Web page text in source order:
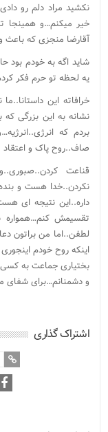
نکشید مراد دلم رو
خیر میکنم…و همینجا
آقارضا منجزی که
شاید اگه به خودم بود
یه لحظه تو حرم فکر
خرافاته این
نشانه به این بزرگی
بردم که
صاف..روح پاک و
قناعت
نکردن..خدا هست و
داره..این نتیجه ای
تقسیمش
لطفن..اما من براتون
اینکه روح خودم
بختیاری جماعت به
و دشمنانم…برای شفای
اشتراک گذاری